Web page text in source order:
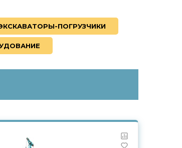
ПОГРУЗЧИКИ